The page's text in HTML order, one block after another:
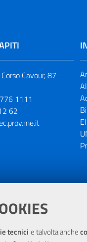
tecnici e talvolta anche
Cavour, 87 -
1111
62
realizzato con la